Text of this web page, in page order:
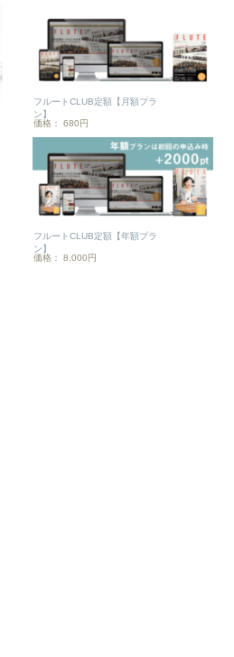
フルートCLUB定額【月額プラ
ン】
価格： 680円
フルートCLUB定額【年額プラ
ン】
価格： 8,000円